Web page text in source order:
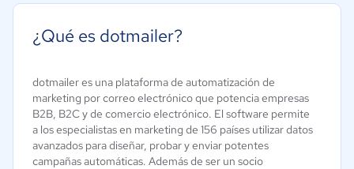
¿Qué es dotmailer?
dotmailer es una plataforma de automatización de
marketing por correo electrónico que potencia empresas
B2B, B2C y de comercio electrónico. El software permite
a los especialistas en marketing de 156 países utilizar datos
avanzados para diseñar, probar y enviar potentes
campañas automáticas. Además de ser un socio